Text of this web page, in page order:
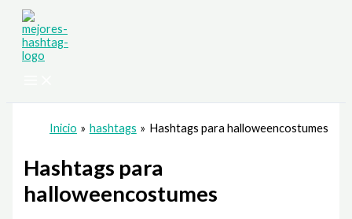
contenido
Inicio hashtags Hashtags para halloweencostumes
Hashtags para
halloweencostumes